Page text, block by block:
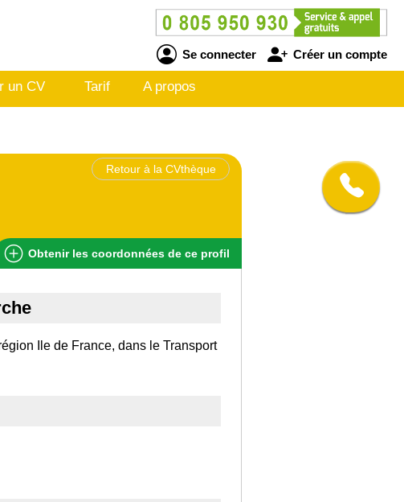
Se connecter Créer un compte
un CV Tarif A propos
Retour à la CVthèque
Obtenir les coordonnées de ce profil
Ile de France, dans le Transport